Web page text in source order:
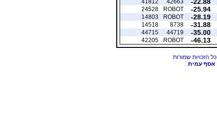
-25.94
ROBOT
24528
-28.19
ROBOT
14803
-31.88
8738
14518
-35.00
44719
44715
-46.13
ROBOT
42205
אסף עמית